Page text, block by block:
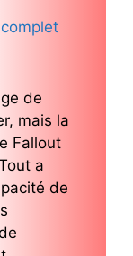
de
mais la
Fallout
a
de